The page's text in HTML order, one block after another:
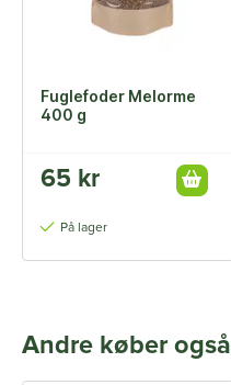
Fuglefoder Melorme
400 g
65 kr
På lager
Andre køber også